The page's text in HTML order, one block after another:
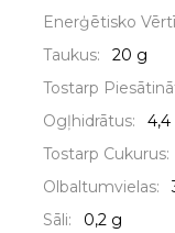
Enerģētisko
Taukus:
20 g
Tostarp
Ogļhidrātus:
4,4
Tostarp Cukurus:
Olbaltumvielas:
Sāli:
0,2 g